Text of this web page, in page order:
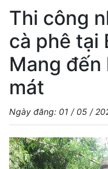
Thi công
cà phê tại
Mang đến
mát
Ngày đăng: 01 / 05 /